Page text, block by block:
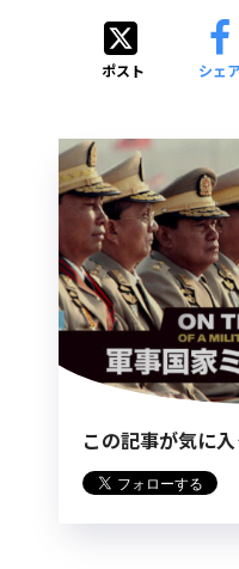
ポスト シェ
この記事が気に